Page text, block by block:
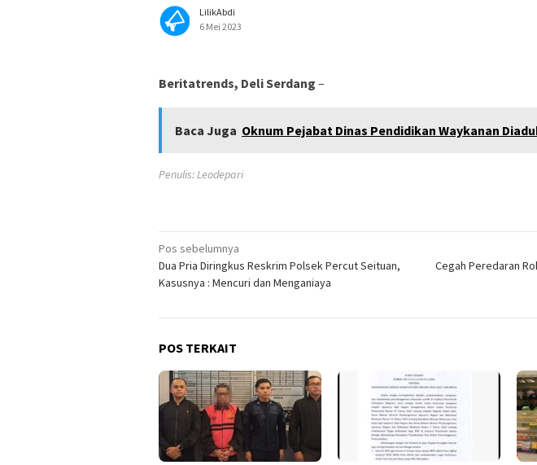
LilikAbdi
6 Mei 2023
Beritatrends, Deli Serdang –
Baca Juga Oknum Pejabat Dinas Pendidikan Waykanan
Penulis: Leodepari
Navigasi
pos
Pos sebelumnya
Dua Pria Diringkus Reskrim Polsek Percut Seituan,
Kasusnya : Mencuri dan Menganiaya
Cegah Peredaran
POS TERKAIT